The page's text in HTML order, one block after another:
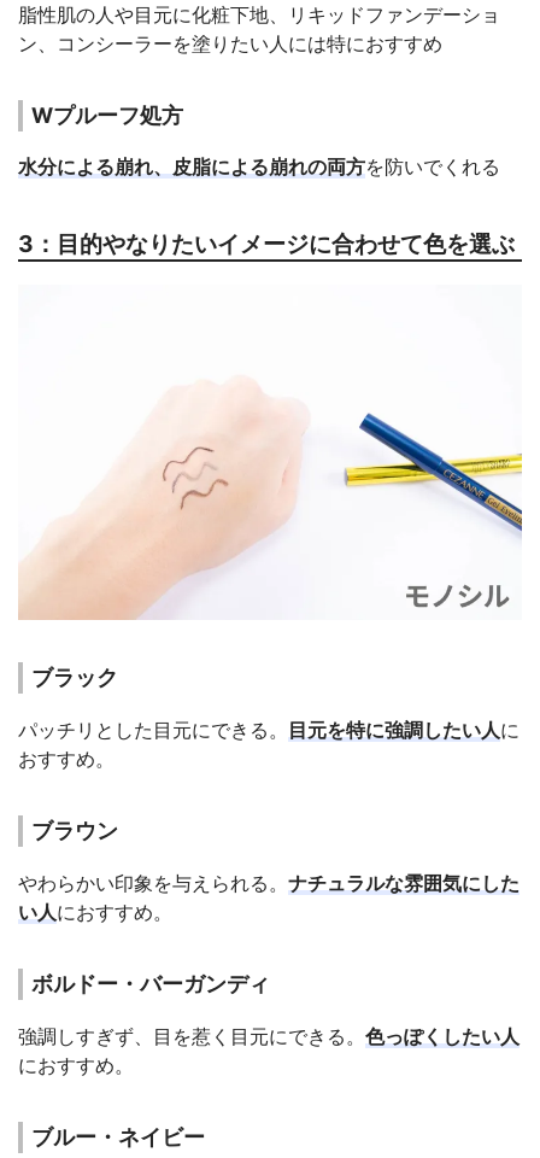
脂性肌の人や目元に化粧下地、リキッドファンデーショ
ン、コンシーラーを塗りたい人には特におすすめ
Wプルーフ処方
水分による崩れ、皮脂による崩れの両方を防いでくれる
3：目的やなりたいイメージに合わせて色を選ぶ
ブラック
パッチリとした目元にできる。 目元を特に強調したい人に
おすすめ。
ブラウン
やわらかい印象を与えられる。 ナチュラルな雰囲気にした
い人におすすめ。
ボルドー・バーガンディ
強調しすぎず、目を惹く目元にできる。 色っぽくしたい人
におすすめ。
ブルー・ネイビー